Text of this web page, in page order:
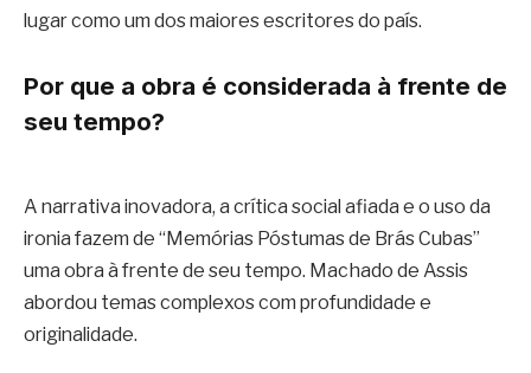
lugar como um dos maiores escritores do país.
Por que a obra é considerada à frente de
seu tempo?
A narrativa inovadora, a crítica social afiada e o uso da
ironia fazem de “Memórias Póstumas de Brás Cubas”
uma obra à frente de seu tempo. Machado de Assis
abordou temas complexos com profundidade e
originalidade.